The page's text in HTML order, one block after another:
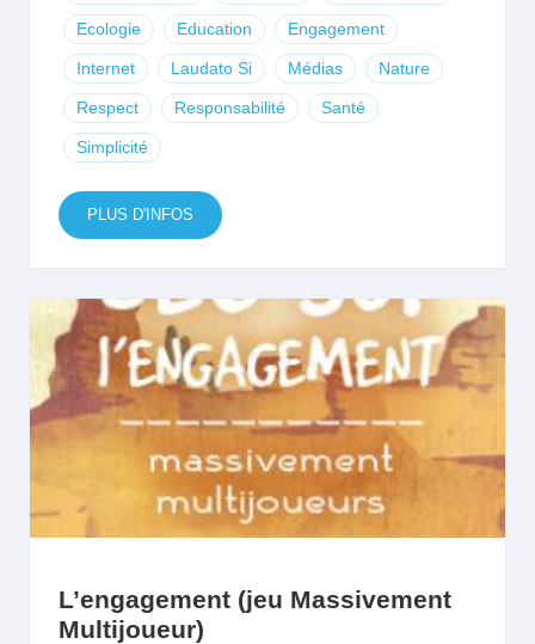
Ecologie Education Engagement
Internet Laudato Si Médias Nature
Respect Responsabilité Santé
Simplicité
PLUS D'INFOS
L’engagement (jeu Massivement
Multijoueur)